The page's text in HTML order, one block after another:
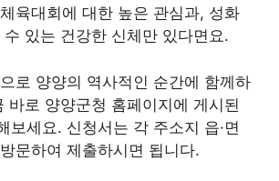
육대회에 대한 높은 관심과, 성화
있는 건강한 신체만 있다면요.
로 양양의 역사적인 순간에 함께하
바로 양양군청 홈페이지에 게시된
보세요. 신청서는 각 주소지 읍·면
문하여 제출하시면 됩니다.